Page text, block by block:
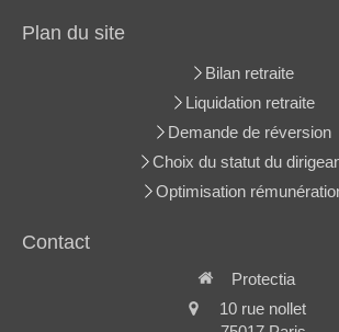
Plan du site
Bilan retraite
Liquidation retraite
Demande de réversion
Choix du statut du
Optimisation
Contact
Protectia
10 rue nollet